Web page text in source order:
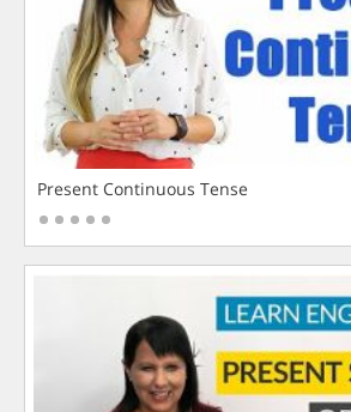
Present Continuous Tense